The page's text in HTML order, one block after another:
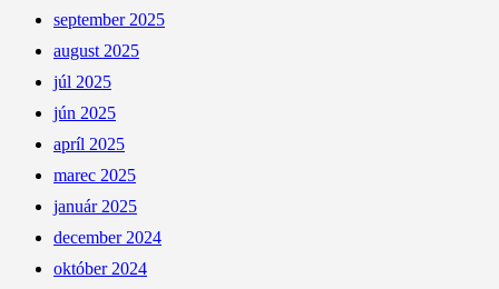
september 2025
august 2025
júl 2025
jún 2025
apríl 2025
marec 2025
január 2025
december 2024
október 2024